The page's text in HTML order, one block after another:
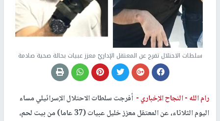
سلطات الاحتلال تفرج عن المعتقل الإداريّ معزز عبيات بحالة صحية صادمة
رام الله -النجاح الإخباري - أفرجت سلطات الاحتلال الإسرائيلي مساء
اليوم الثلاثاء، عن المعتقل معزز خليل عبيات (37 عاما) من بيت لحم،